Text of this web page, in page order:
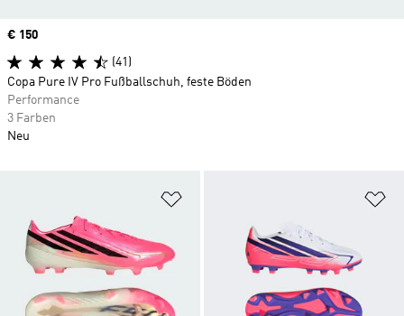
Price
€ 150
(41)
Copa Pure IV Pro Fußballschuh, feste Böden
Performance
3 Farben
Neu